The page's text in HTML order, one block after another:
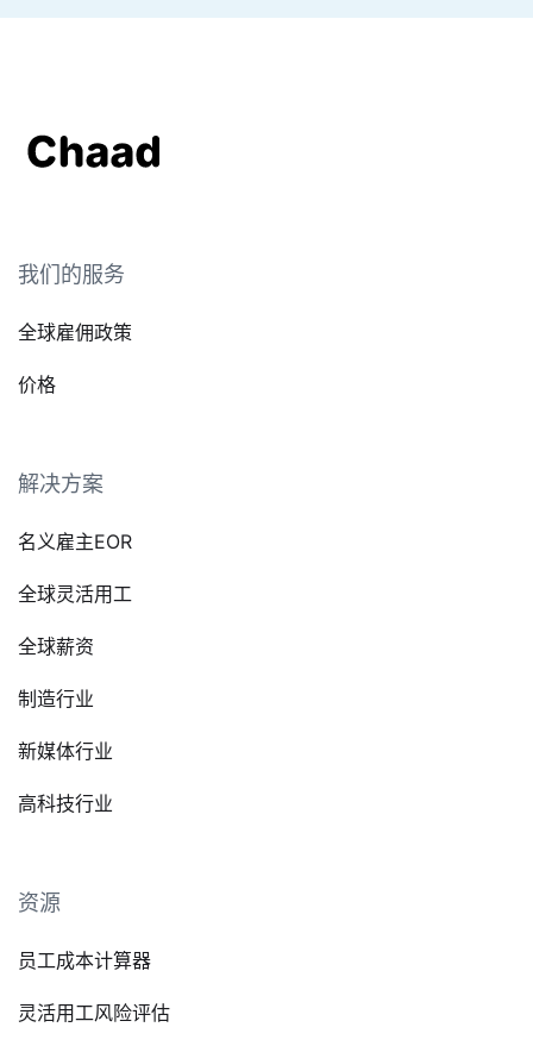
我们的服务
全球雇佣政策
价格
解决方案
名义雇主EOR
全球灵活用工
全球薪资
制造行业
新媒体行业
高科技行业
资源
员工成本计算器
灵活用工风险评估